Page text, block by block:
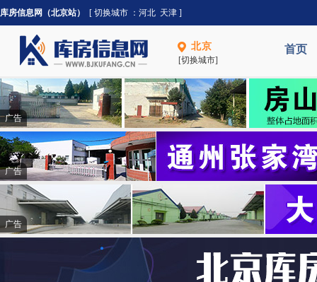
库房信息网（北京站） [ 切换城市 ： 河北 天津 ]
北京
[切换城市]
首页
广告
广告
广告